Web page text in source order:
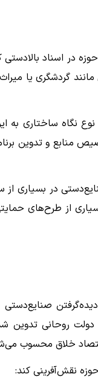
در اسناد
گردشگری یا
نوع نگاه ساختاری
منابع و تدوین
در بسیاری از
از طرح‌های
صنایع‌دستی
دولت روحانی
خلاق محسوب
نقش‌آفرینی کند: